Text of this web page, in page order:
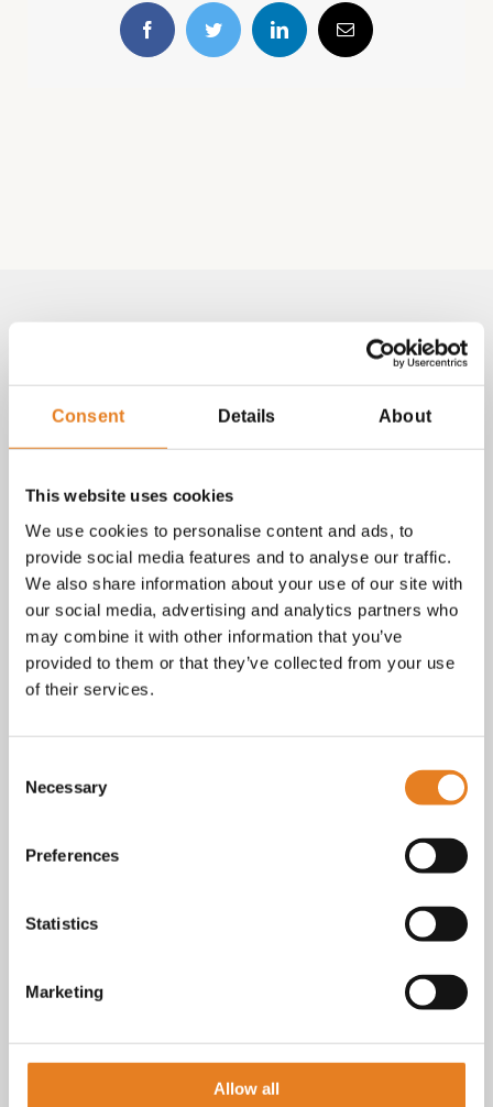
Consent Details About
This website uses cookies
We use cookies to personalise content and ads, to
provide social media features and to analyse our traffic.
We also share information about your use of our site with
our social media, advertising and analytics partners who
may combine it with other information that you’ve
provided to them or that they’ve collected from your use
of their services.
Selection
Necessary
Preferences
Statistics
Marketing
Allow all
FacebookTwitter LinkedInE-
mail
Aangepast met telefoonnummer:
tot vragen over bestellingen, betalingen en leveringen.
Facebook
Instagram
E-mail
Telefoon / whatsapp: +31 6 23227983
Bekijk onzeAlgemene voorwaarden. KvK nr.: 18068338.
Lees ook onze privacy encookiepolicy als je benieuwd
bent naar wat we met je gegevens doen.